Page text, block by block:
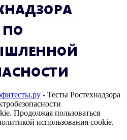
- Тесты Ростехнадзора
Продолжая пользоваться
использования cookie.